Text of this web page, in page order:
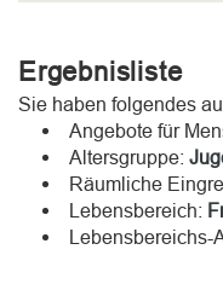
Ergebnisliste
Sie haben folgendes
Angebote für
Altersgruppe:
Räumliche
Lebensbereich:
Lebensbereichs-